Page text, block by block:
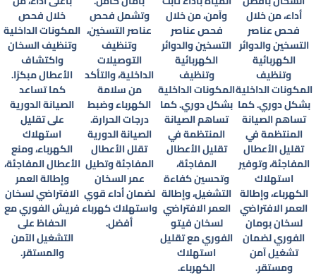
أداء، من خلال
فحص عناصر
التسخين والدوائر
الكهربائية
وتنظيف
المكونات الداخلية
بشكل دوري. كما
تساهم الصيانة
المنتظمة في
تقليل الأعطال
المفاجئة، وتوفير
استهلاك
الكهرباء، وإطالة
العمر الافتراضي
لسخان بومان
الفوري لضمان
تشغيل آمن
ومستقر.
وآمن، من خلال
فحص عناصر
التسخين والدوائر
الكهربائية
وتنظيف
المكونات الداخلية
بشكل دوري. كما
تساهم الصيانة
المنتظمة في
تقليل الأعطال
المفاجئة،
وتحسين كفاءة
التشغيل، وإطالة
العمر الافتراضي
لسخان فيتو
الفوري مع تقليل
استهلاك
الكهرباء.
وتشمل فحص
عناصر التسخين،
وتنظيف
التوصيلات
الداخلية، والتأكد
من سلامة
الكهرباء وضبط
درجات الحرارة.
الصيانة الدورية
تقلل الأعطال
المفاجئة وتطيل
عمر السخان
لضمان أداء قوي
واستهلاك كهرباء
أفضل.
خلال فحص
المكونات الداخلية
وتنظيف السخان
واكتشاف
الأعطال مبكرًا.
كما تساعد
الصيانة الدورية
على تقليل
استهلاك
الكهرباء، ومنع
الأعطال المفاجئة،
وإطالة العمر
الافتراضي لسخان
فريش الفوري مع
الحفاظ على
التشغيل الآمن
والمستقر.